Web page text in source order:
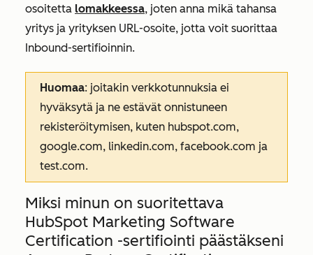
osoitetta lomakkeessa, joten anna mikä tahansa
yritys ja yrityksen URL-osoite, jotta voit suorittaa
Inbound-sertifioinnin.
Huomaa: joitakin verkkotunnuksia ei
hyväksytä ja ne estävät onnistuneen
rekisteröitymisen, kuten hubspot.com,
google.com, linkedin.com, facebook.com ja
test.com.
Miksi minun on suoritettava
HubSpot Marketing Software
Certification -sertifiointi päästäkseni